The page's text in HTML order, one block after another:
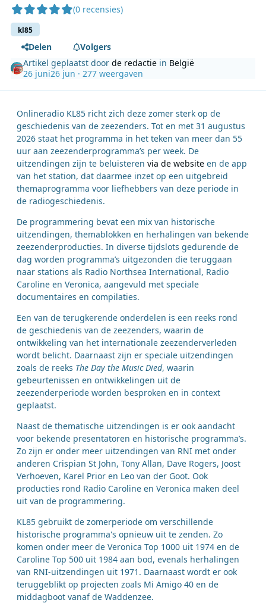
(0 recensies)
kl85
Delen
Volgers
Artikel geplaatst doorde redactie in België
26 juni26 jun · 277 weergaven
Onlineradio KL85 richt zich deze zomer sterk op de
geschiedenis van de zeezenders. Tot en met 31 augustus
2026 staat het programma in het teken van meer dan 55
uur aan zeezenderprogramma’s per week. De
uitzendingen zijn te beluisteren via de website en de app
van het station, dat daarmee inzet op een uitgebreid
themaprogramma voor liefhebbers van deze periode in
de radiogeschiedenis.
De programmering bevat een mix van historische
uitzendingen, themablokken en herhalingen van bekende
zeezenderproducties. In diverse tijdslots gedurende de
dag worden programma’s uitgezonden die teruggaan
naar stations als Radio Northsea International, Radio
Caroline en Veronica, aangevuld met speciale
documentaires en compilaties.
Een van de terugkerende onderdelen is een reeks rond
de geschiedenis van de zeezenders, waarin de
ontwikkeling van het internationale zeezenderverleden
wordt belicht. Daarnaast zijn er speciale uitzendingen
zoals de reeks The Day the Music Died, waarin
gebeurtenissen en ontwikkelingen uit de
zeezenderperiode worden besproken en in context
geplaatst.
Naast de thematische uitzendingen is er ook aandacht
voor bekende presentatoren en historische programma’s.
Zo zijn er onder meer uitzendingen van RNI met onder
anderen Crispian St John, Tony Allan, Dave Rogers, Joost
Verhoeven, Karel Prior en Leo van der Goot. Ook
producties rond Radio Caroline en Veronica maken deel
uit van de programmering.
KL85 gebruikt de zomerperiode om verschillende
historische programma's opnieuw uit te zenden. Zo
komen onder meer de Veronica Top 1000 uit 1974 en de
Caroline Top 500 uit 1984 aan bod, evenals herhalingen
van RNI-uitzendingen uit 1971. Daarnaast wordt er ook
teruggeblikt op projecten zoals Mi Amigo 40 en de
middagboot vanaf de Waddenzee.